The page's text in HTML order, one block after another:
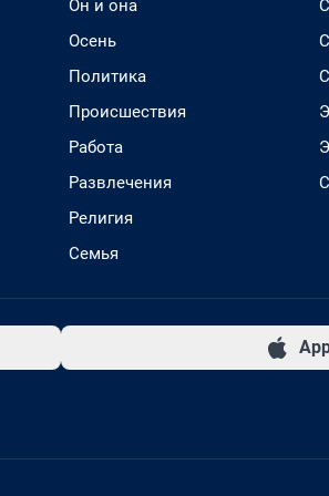
Он и она
Осень
Политика
Происшествия
Работа
Развлечения
Религия
Семья